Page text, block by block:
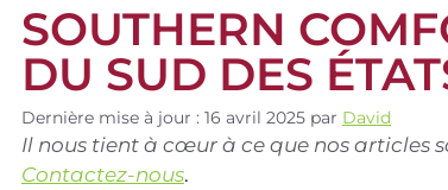
SOUTHERN
DU SUD DES
Dernière mise à jour : 16 avril 2025 par David
Il nous tient à cœur à ce que nos articles
Contactez-nous.